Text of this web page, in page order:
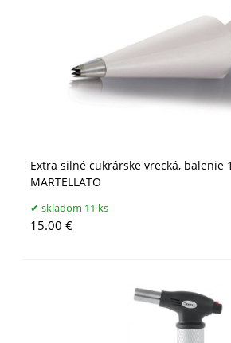
Extra silné cukrárske vrecká, balenie
MARTELLATO
skladom 11 ks
15.00 €